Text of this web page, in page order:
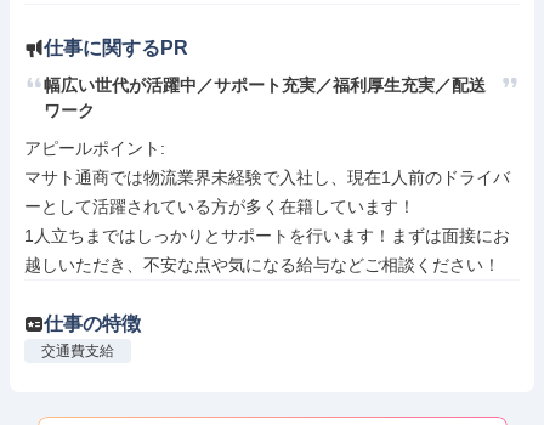
仕事に関するPR
幅広い世代が活躍中／サポート充実／福利厚生充実／配送
ワーク
アピールポイント:
マサト通商では物流業界未経験で入社し、現在1人前のドライバ
ーとして活躍されている方が多く在籍しています！
1人立ちまではしっかりとサポートを行います！まずは面接にお
越しいただき、不安な点や気になる給与などご相談ください！
仕事の特徴
交通費支給